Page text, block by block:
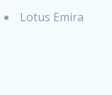
Lotus Emira